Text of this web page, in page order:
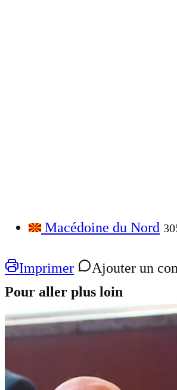
Macédoine du Nord
Imprimer
Ajouter un
Pour aller plus loin